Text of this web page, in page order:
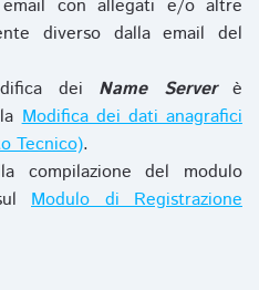
email con allegati e/o altre
diverso dalla email del
dei Name Serverè
laModifica dei dati anagrafici
Tecnico).
compilazione del modulo
Modulo di Registrazione